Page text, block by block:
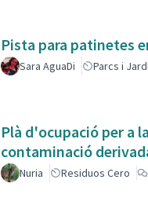
Pista para patinetes
Sara AguaDi Parcs i
Plà d'ocupació per a
Nuria Residuos Cero